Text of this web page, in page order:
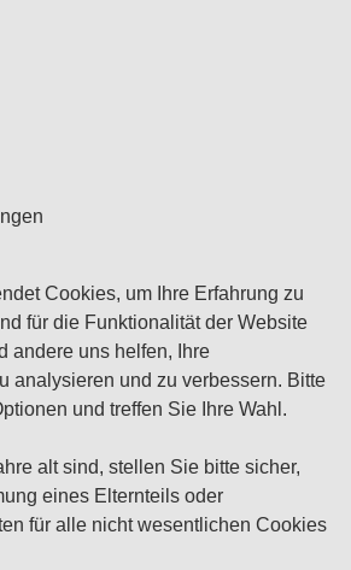
Cookies, um Ihre Erfahrung zu
für die Funktionalität der Website
andere uns helfen, Ihre
analysieren und zu verbessern. Bitte
und treffen Sie Ihre Wahl.
alt sind, stellen Sie bitte sicher,
eines Elternteils oder
für alle nicht wesentlichen Cookies